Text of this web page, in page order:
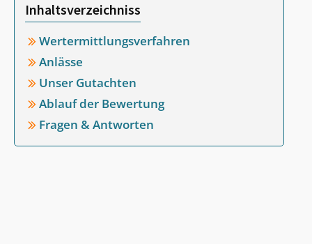
Inhaltsverzeichniss
Wertermittlungsverfahren
Anlässe
Unser Gutachten
Ablauf der Bewertung
Fragen & Antworten